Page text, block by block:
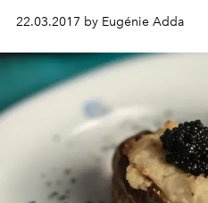
produits transalpins triés sur
napolitaines démarrant à 4 €.
22.03.2017 by Eugénie Adda